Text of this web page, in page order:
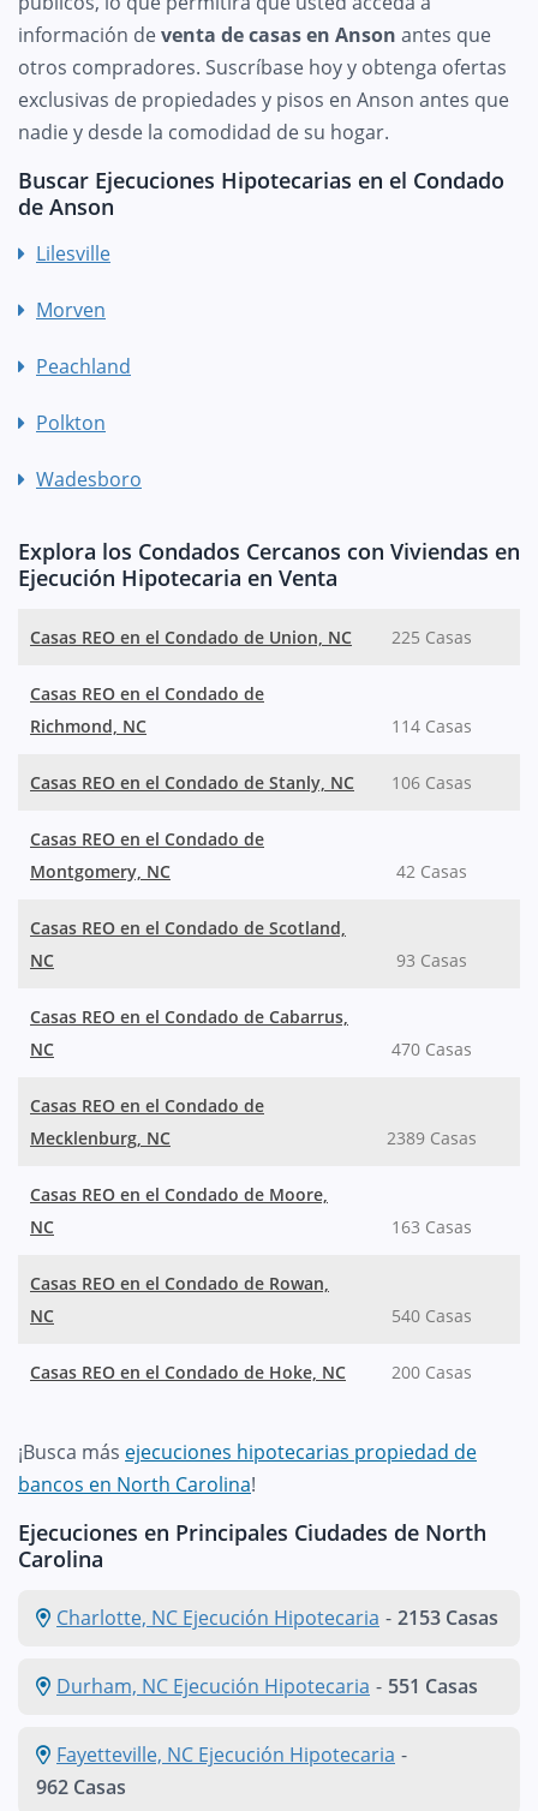
información deventa de casas en Anson antes que
otros compradores. Suscríbase hoy y obtenga ofertas
exclusivas de propiedades y pisos en Anson antes que
nadie y desde la comodidad de su hogar.
Buscar Ejecuciones Hipotecarias en el Condado
de Anson
Lilesville
Morven
Peachland
Polkton
Wadesboro
Explora los Condados Cercanos con Viviendas en
Ejecución Hipotecaria en Venta
Casas REO en el Condado de Union, NC 225 Casas
Casas REO en el Condado de
Richmond, NC
114 Casas
Casas REO en el Condado de Stanly, NC 106 Casas
Casas REO en el Condado de
Montgomery, NC
42 Casas
Casas REO en el Condado de Scotland,
NC
93 Casas
Casas REO en el Condado de Cabarrus,
NC
470 Casas
Casas REO en el Condado de
Mecklenburg, NC
2389 Casas
Casas REO en el Condado de Moore,
NC
163 Casas
Casas REO en el Condado de Rowan,
NC
540 Casas
Casas REO en el Condado de Hoke, NC 200 Casas
¡Busca más ejecuciones hipotecarias propiedad de
bancos en North Carolina!
Ejecuciones en Principales Ciudades de North
Carolina
Charlotte, NC Ejecución Hipotecaria - 2153 Casas
Durham, NC Ejecución Hipotecaria - 551 Casas
Fayetteville, NC Ejecución Hipotecaria -
962 Casas